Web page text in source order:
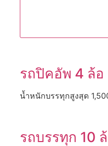
รถปิคอัพ 4 ล้อ
น้ำหนักบรรทุกสูงสุด
รถบรรทุก 10